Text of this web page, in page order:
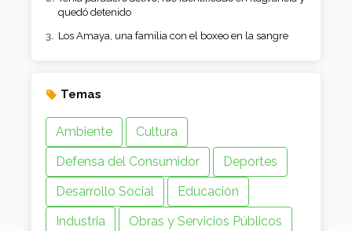
quedó detenido
Los Amaya, una familia con el boxeo en la sangre
Temas
Ambiente
Cultura
Defensa del Consumidor
Deportes
Desarrollo Social
Educación
Industria
Obras y Servicios Públicos